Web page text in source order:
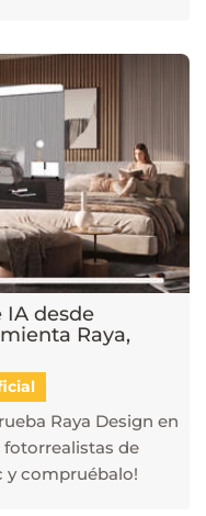
IA desde
Raya,
Raya Design en
fotorrealistas de
y compruébalo!